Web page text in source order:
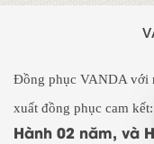
Đồng phục VANDA với
xuất đồng phục cam kết:
Hành 02 năm, và